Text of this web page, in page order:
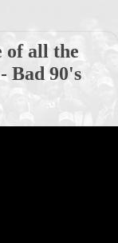
of all the
Bad 90's